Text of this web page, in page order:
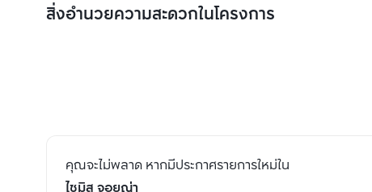
สิ่งอำนวยความสะดวกในโครงการ
คุณจะไม่พลาด หากมีประกาศรายการใหม่ใน